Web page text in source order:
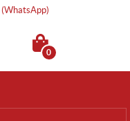
(WhatsApp)
0